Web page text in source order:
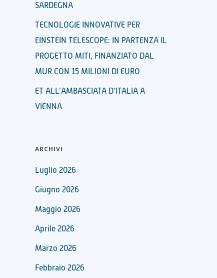
SARDEGNA
TECNOLOGIE INNOVATIVE PER
EINSTEIN TELESCOPE: IN PARTENZA IL
PROGETTO MITI, FINANZIATO DAL
MUR CON 15 MILIONI DI EURO
ET ALL’AMBASCIATA D’ITALIA A
VIENNA
ARCHIVI
Luglio 2026
Giugno 2026
Maggio 2026
Aprile 2026
Marzo 2026
Febbraio 2026